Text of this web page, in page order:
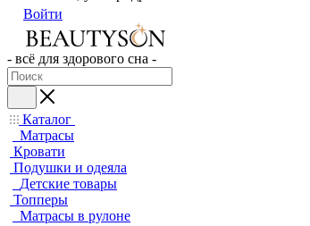
Войти
- всё для здорового сна -
Каталог
Матрасы
Кровати
Подушки и одеяла
Детские товары
Топперы
Матрасы в рулоне